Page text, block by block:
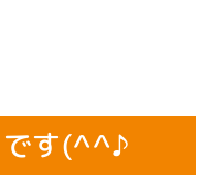
す(^^♪